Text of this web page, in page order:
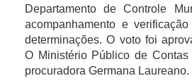
Departamento de Controle
acompanhamento e
determinações. O voto foi
O Ministério Público de
procuradora Germana Laureano.